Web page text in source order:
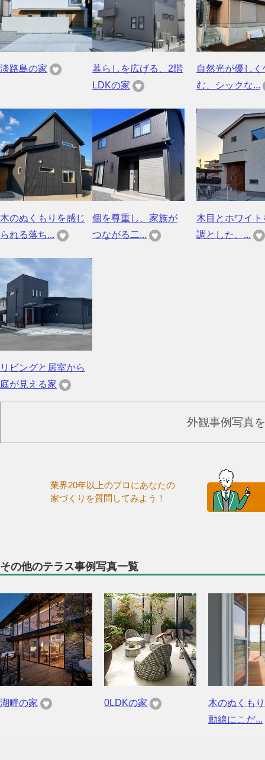
淡路島の家
暮らしを広げる、2階
LDKの家
自然光が優しく
む、シックな...
木のぬくもりを感じ
られる落ち...
個を尊重し、家族が
つながる二...
木目とホワイト
調とした、...
リビングと居室から
庭が見える家
外観事例写真
業界20年以上のプロにあなたの
家づくりを質問してみよう！
その他のテラス事例写真一覧
湖畔の家 0LDKの家
木のぬくも
動線にこだ...